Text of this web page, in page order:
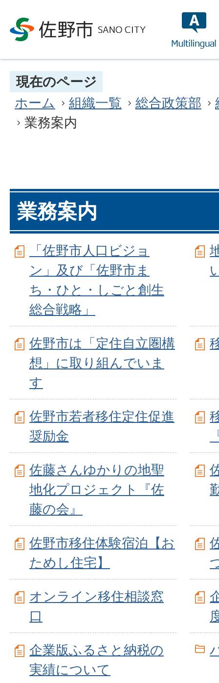
現在のページ
ホーム
組織一覧 総合政策部
業務案内
業務案内
「佐野市人口ビジョ
ン」及び「佐野市ま
ち・ひと・しごと創生
総合戦略」
佐野市は「定住自立圏構
想」に取り組んでいま
す
佐野市若者移住定住促進
奨励金
佐藤さんゆかりの地聖
地化プロジェクト『佐
藤の会』
佐野市移住体験宿泊【お
ためし住宅】
オンライン移住相談窓
口
企業版ふるさと納税の
実績について